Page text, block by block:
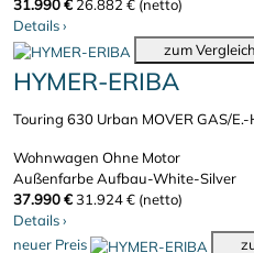
31.990 € 26.882 € (netto)
Details›
zum
HYMER-ERIBA
Touring 630 Urban MOVER GAS/E.-
Wohnwagen Ohne Motor
Außenfarbe Aufbau-White-Silver
37.990 €31.924 € (netto)
Details›
neuer Preis